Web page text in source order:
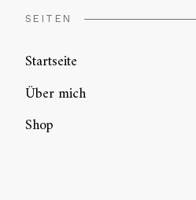
SEITEN
Startseite
Über mich
Shop